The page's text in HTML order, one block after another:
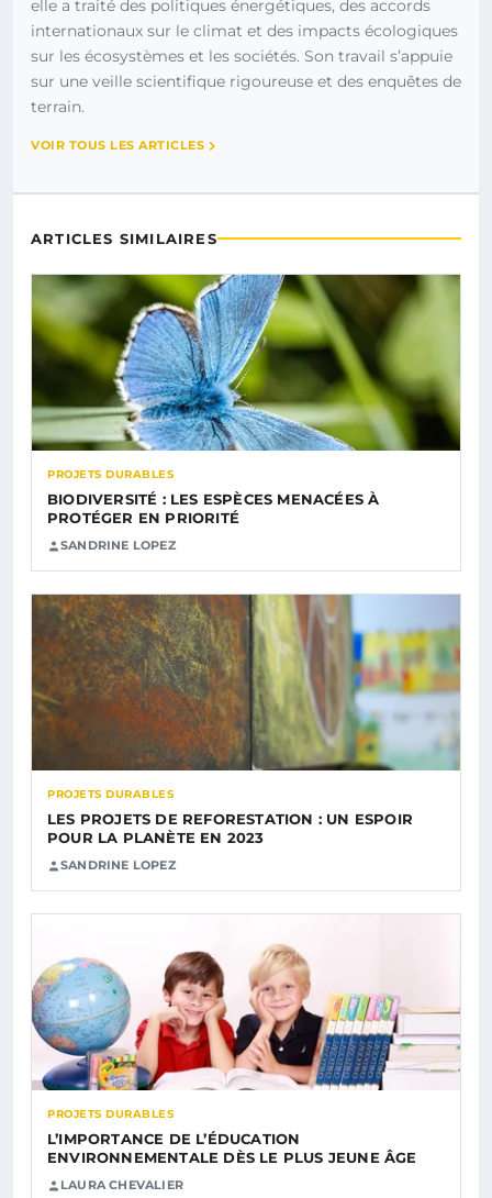
elle a traité des politiques énergétiques, des accords
internationaux sur le climat et des impacts écologiques
sur les écosystèmes et les sociétés. Son travail s’appuie
sur une veille scientifique rigoureuse et des enquêtes de
terrain.
VOIR TOUS LES ARTICLES
ARTICLES SIMILAIRES
PROJETS DURABLES
BIODIVERSITÉ : LES ESPÈCES MENACÉES À
PROTÉGER EN PRIORITÉ
SANDRINE LOPEZ
PROJETS DURABLES
LES PROJETS DE REFORESTATION : UN ESPOIR
POUR LA PLANÈTE EN 2023
SANDRINE LOPEZ
PROJETS DURABLES
L’IMPORTANCE DE L’ÉDUCATION
ENVIRONNEMENTALE DÈS LE PLUS JEUNE ÂGE
LAURA CHEVALIER